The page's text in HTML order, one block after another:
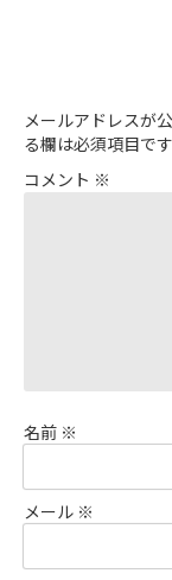
メールアドレスが
る欄は必須項目です
コメント ※
名前 ※
メール ※